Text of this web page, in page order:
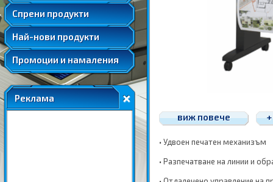
Спрени продукти
Удължени и допълнителни гаранции
Най-нови продукти
Промоции и намаления
Реклама
виж повече
• Удвоен печатен механизъм
• Разпечатване на линии и